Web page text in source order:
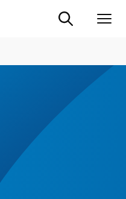
Suche ein-/